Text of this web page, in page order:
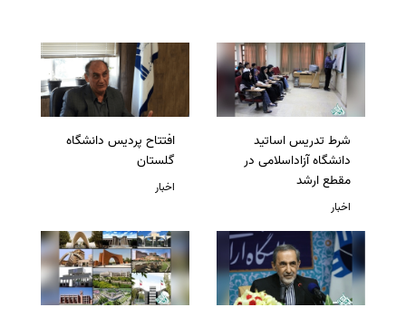
شرط تدریس اساتید
دانشگاه آزاداسلامی در
مقطع ارشد
اخبار
افتتاح پردیس دانشگاه
گلستان
اخبار